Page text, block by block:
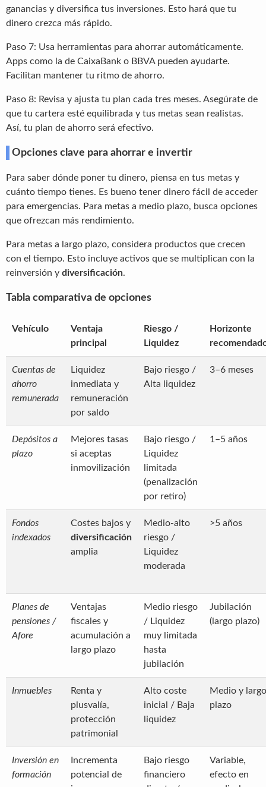
ganancias y diversifica tus inversiones. Esto hará que tu
dinero crezca más rápido.
Paso 7: Usa herramientas para ahorrar automáticamente.
Apps como la de CaixaBank o BBVA pueden ayudarte.
Facilitan mantener tu ritmo de ahorro.
Paso 8: Revisa y ajusta tu plan cada tres meses. Asegúrate de
que tu cartera esté equilibrada y tus metas sean realistas.
Así, tu plan de ahorro será efectivo.
Opciones clave para ahorrar e invertir
Para saber dónde poner tu dinero, piensa en tus metas y
cuánto tiempo tienes. Es bueno tener dinero fácil de acceder
para emergencias. Para metas a medio plazo, busca opciones
que ofrezcan más rendimiento.
Para metas a largo plazo, considera productos que crecen
con el tiempo. Esto incluye activos que se multiplican con la
reinversión y diversificación.
Tabla comparativa de opciones
Vehículo
Ventaja
principal
Riesgo /
Liquidez
Horizonte
Cuentas de
ahorro
remunerada
Liquidez
inmediata y
remuneración
por saldo
Bajo riesgo /
Alta liquidez
3–6 meses
Depósitos a
plazo
Mejores tasas
si aceptas
inmovilización
Bajo riesgo /
Liquidez
limitada
(penalización
por retiro)
1–5 años
Fondos
indexados
Costes bajos y
diversificación
amplia
Medio-alto
riesgo /
Liquidez
moderada
>5 años
Planes de
pensiones /
Afore
Ventajas
fiscales y
acumulación a
largo plazo
Medio riesgo
/ Liquidez
muy limitada
hasta
jubilación
Jubilación
(largo plazo)
Inmuebles
Renta y
plusvalía,
protección
patrimonial
Alto coste
inicial / Baja
liquidez
Medio y largo
plazo
Inversión en
formación
Incrementa
potencial de
Bajo riesgo
financiero
Variable,
efecto en